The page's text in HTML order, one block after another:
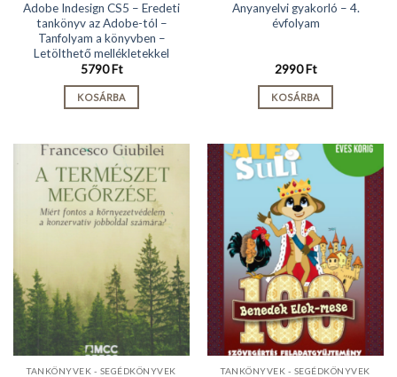
Adobe Indesign CS5 – Eredeti
tankönyv az Adobe-tól –
Tanfolyam a könyvben –
Letölthető mellékletekkel
5790Ft
KOSÁRBA
Anyanyelvi gyakorló – 4.
évfolyam
2990Ft
KOSÁRBA
TANKÖNYVEK - SEGÉDKÖNYVEK TANKÖNYVEK - SEGÉDKÖNYVEK